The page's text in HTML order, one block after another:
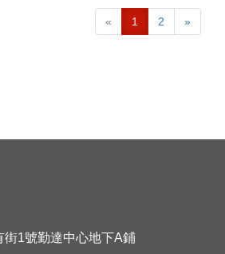
« 1 2 »
街1號勤達中心地下A鋪